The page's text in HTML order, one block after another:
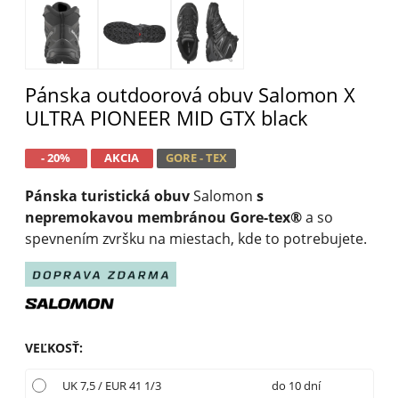
Pánska outdoorová obuv Salomon X
ULTRA PIONEER MID GTX black
- 20% AKCIA GORE - TEX
Pánska turistická obuvSalomon s
nepremokavou membránou Gore-tex®a so
spevnením zvršku na miestach, kde to potrebujete.
VEĽKOSŤ:
UK 7,5 / EUR 41 1/3 do 10 dní